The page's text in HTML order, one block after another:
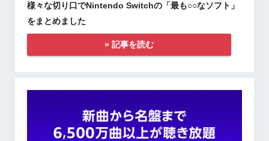
様々な切り口でNintendo Switchの「最も○○なソフト」
をまとめました
» 記事を読む